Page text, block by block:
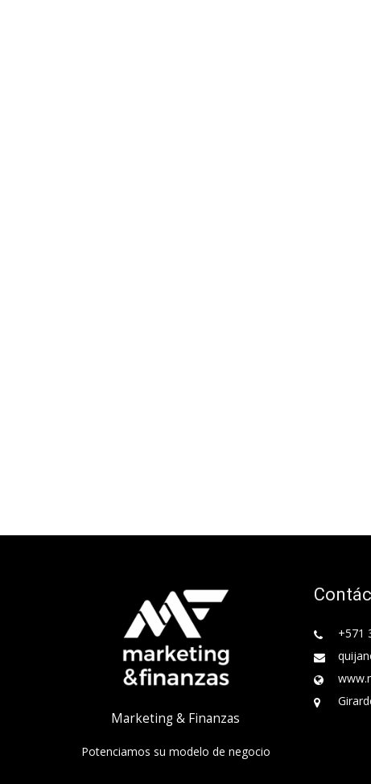
Marketing & Finanzas
Potenciamos su modelo de negocio
+571